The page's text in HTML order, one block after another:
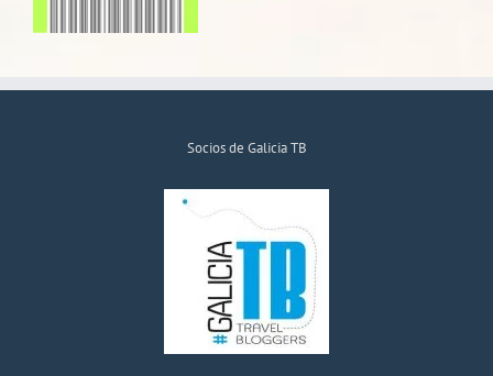
Socios de Galicia TB